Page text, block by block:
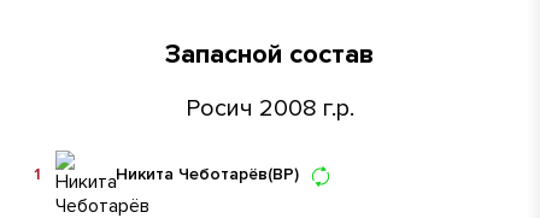
Запасной состав
Росич 2008 г.р.
Никита Чеботарёв(ВР)
1